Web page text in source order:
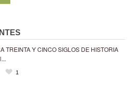
TREINTA Y CINCO SIGLOS DE HISTORIA
1